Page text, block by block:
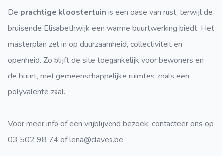
De prachtige kloostertuin is een oase van rust, terwijl de
bruisende Elisabethwijk een warme buurtwerking biedt. Het
masterplan zet in op duurzaamheid, collectiviteit en
openheid. Zo blijft de site toegankelijk voor bewoners en
de buurt, met gemeenschappelijke ruimtes zoals een
polyvalente zaal.
Voor meer info of een vrijblijvend bezoek: contacteer ons op
03 502 98 74 of lena@claves.be.